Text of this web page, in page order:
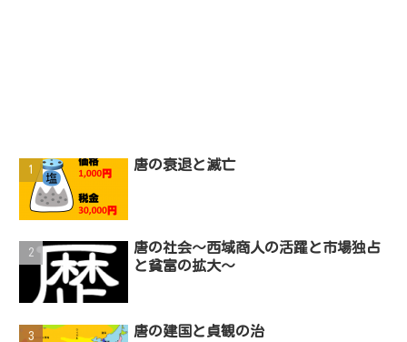
唐の衰退と滅亡
唐の社会～西域商人の活躍と市場独占
と貧富の拡大～
唐の建国と貞観の治